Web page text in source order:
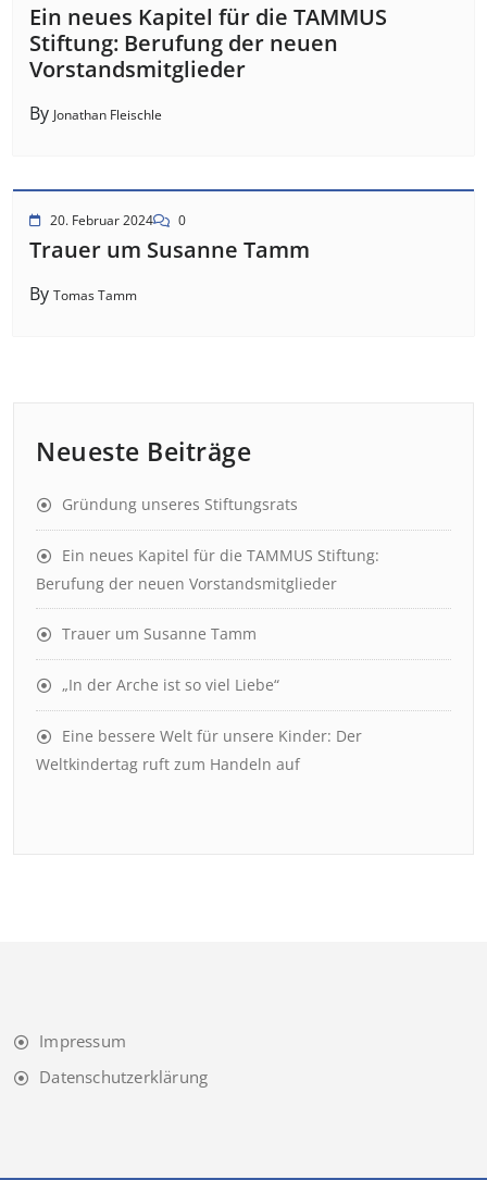
Ein neues Kapitel für die TAMMUS
Stiftung: Berufung der neuen
Vorstandsmitglieder
By Jonathan Fleischle
20. Februar 2024 0
Trauer um Susanne Tamm
By Tomas Tamm
Neueste Beiträge
Gründung unseres Stiftungsrats
Ein neues Kapitel für die TAMMUS Stiftung:
Berufung der neuen Vorstandsmitglieder
Trauer um Susanne Tamm
„In der Arche ist so viel Liebe“
Eine bessere Welt für unsere Kinder: Der
Weltkindertag ruft zum Handeln auf
Impressum
Datenschutzerklärung